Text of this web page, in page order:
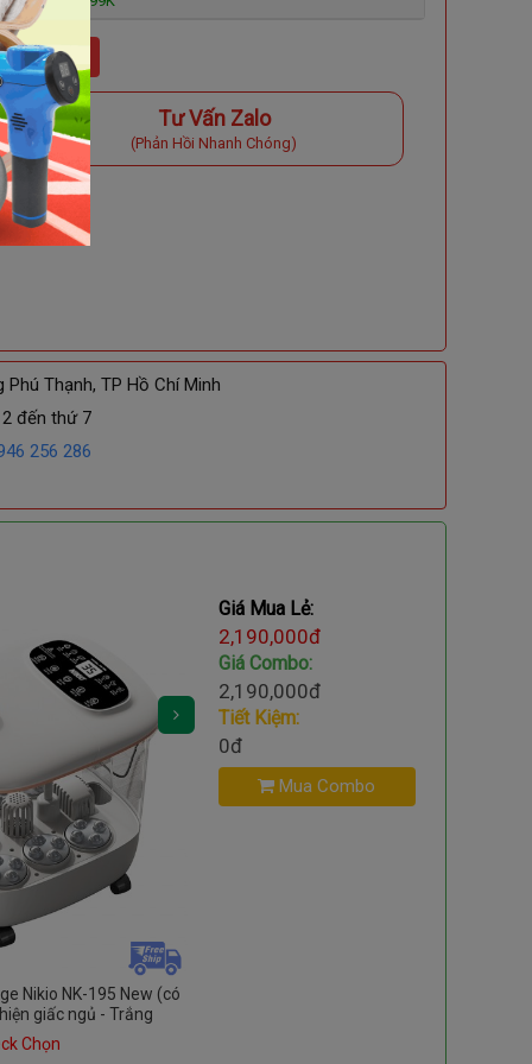
Vào Giỏ
Tư Vấn Zalo
(Phản Hồi Nhanh Chóng)
Thạnh, TP Hồ Chí Minh
đến thứ 7
256 286
Nikio NK-195 New (có
giấc ngủ - Trắng
Chọn
Giá Mua Lẻ:
2,190,000đ
Giá Combo:
2,190,000đ
Tiết Kiệm:
0đ
Mua Combo